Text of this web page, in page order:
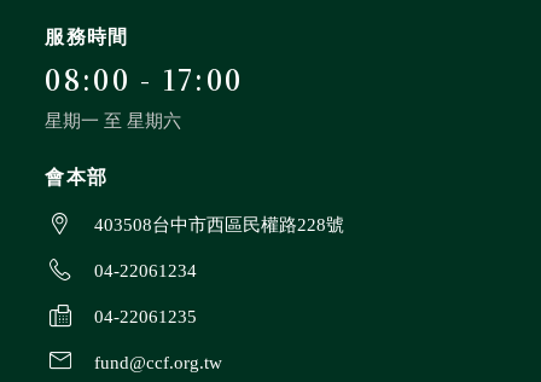
服務時間
08:00 - 17:00
星期一 至 星期六
會本部
403508台中市西區民權路228號
04-22061234
04-22061235
fund@ccf.org.tw